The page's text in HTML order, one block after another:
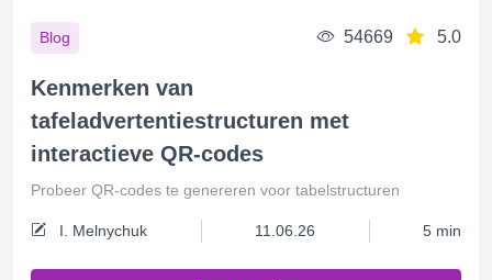
Blog 54669 5.0
Kenmerken van
tafeladvertentiestructuren met
interactieve QR-codes
Probeer QR-codes te genereren voor tabelstructuren
I. Melnychuk 11.06.26 5 min